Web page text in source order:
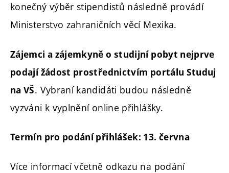
konečný výběr stipendistů následně provádí
Ministerstvo zahraničních věcí Mexika.
Zájemci a zájemkyně o studijní pobyt nejprve
podají žádost prostřednictvím portálu Studuj
na VŠ. Vybraní kandidáti budou následně
vyzváni k vyplnění online přihlášky.
Termín pro podání přihlášek: 13. června
Více informací včetně odkazu na podání